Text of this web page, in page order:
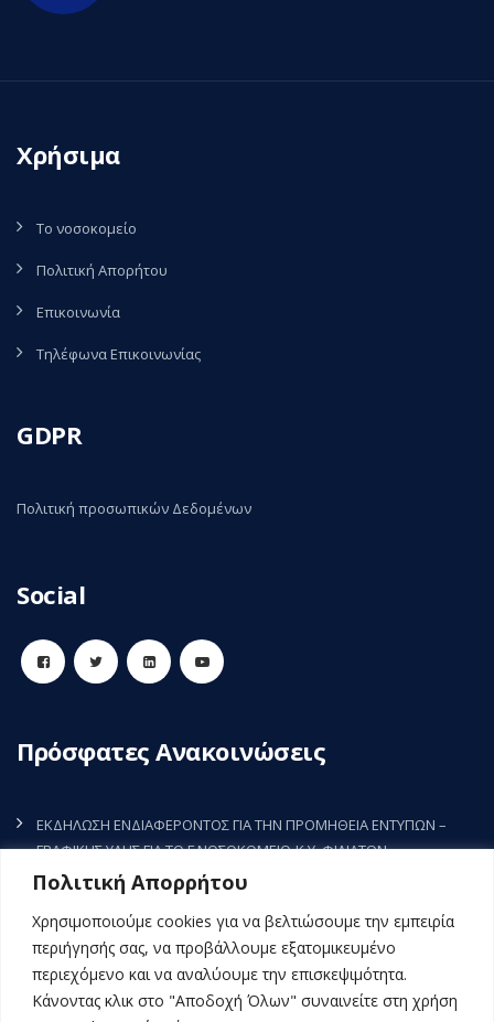
Πολιτική Απορρήτου
Χρησιμοποιούμε cookies για να βελτιώσουμε την εμπειρία
περιήγησής σας, να προβάλλουμε εξατομικευμένο
περιεχόμενο και να αναλύουμε την επισκεψιμότητα.
Κάνοντας κλικ στο "Αποδοχή Όλων" συναινείτε στη χρήση
Χρήσιμα
Το νοσοκομείο
Πολιτική Απορήτου
Επικοινωνία
Τηλέφωνα Επικοινωνίας
GDPR
Πολιτική προσωπικών Δεδομένων
Social
Πρόσφατες Ανακοινώσεις
ΕΚΔΗΛΩΣΗ ΕΝΔΙΑΦΕΡΟΝΤΟΣ ΓΙΑ ΤΗΝ ΠΡΟΜΗΘΕΙΑ ΕΝΤΥΠΩΝ –
ΓΡΑΦΙΚΗΣ ΥΛΗΣ ΓΙΑ ΤΟ Γ.ΝΟΣΟΚΟΜΕΙΟ-Κ.Υ. ΦΙΛΙΑΤΩΝ
7 Αυγούστου, 2026
ΕΚΔΗΛΩΣΗ ΕΝΔΙΑΦΕΡΟΝΤΟΣ ΓΙΑ ΤΗΝ ΠΡΟΜΗΘΕΙΑ ΡΥΘΜΙΣΤΗ
ΣΤΡΟΦΩΝ (INVERTER) ΤΗΣ ΚΚΜ3 (ΜΑΦ) ΤΟΥ Γ.Ν.-Κ.Υ. ΦΙΛΙΑΤΩΝ
5 Αυγούστου, 2026
ΕΚΔΗΛΩΣΗ ΕΝΔΙΑΦΕΡΟΝΤΟΣ ΓΙΑ ΤΗΝ ΠΡΟΜΗΘΕΙΑ ΠΑΝΙΩΝ ΚΑΙ